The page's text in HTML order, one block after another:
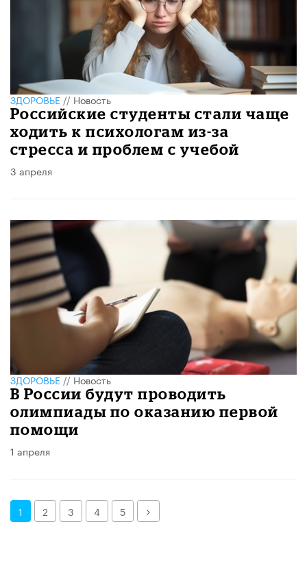
ЗДОРОВЬЕ//Новость
Российские студенты стали чаще
ходить к психологам из-за
стресса и проблем с учебой
3 апреля
ЗДОРОВЬЕ//Новость
В России будут проводить
олимпиады по оказанию первой
помощи
1 апреля
1 2 3 4 5 Далее